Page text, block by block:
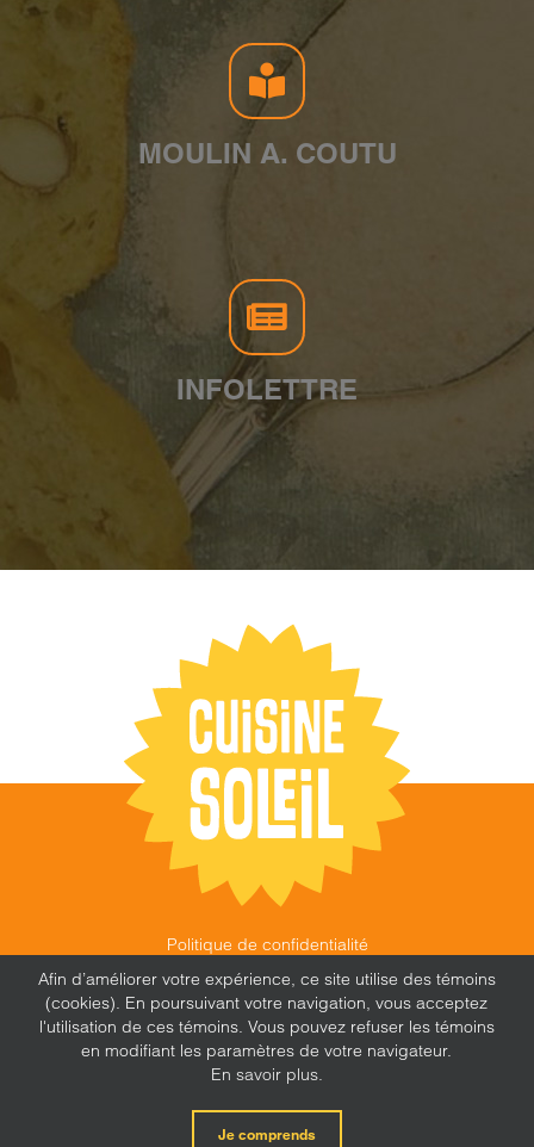
MOULIN A. COUTU
INFOLETTRE
Politique de confidentialité
©
CUISINE SOLEIL 2026 |
FEU FOLLET - DESIGN •
WEB • MARKETING
X Facebook
Afin d’améliorer votre expérience, ce site utilise des témoins
(cookies). En poursuivant votre navigation, vous acceptez
l'utilisation de ces témoins. Vous pouvez refuser les témoins
en modifiant les paramètres de votre navigateur.
En savoir plus.
Je comprends